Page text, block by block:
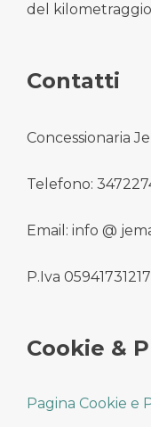
del
Contatti
Concessionaria
Telefono:
Email: info @
P.Iva 05941731217
Cookie &
Pagina Cookie e